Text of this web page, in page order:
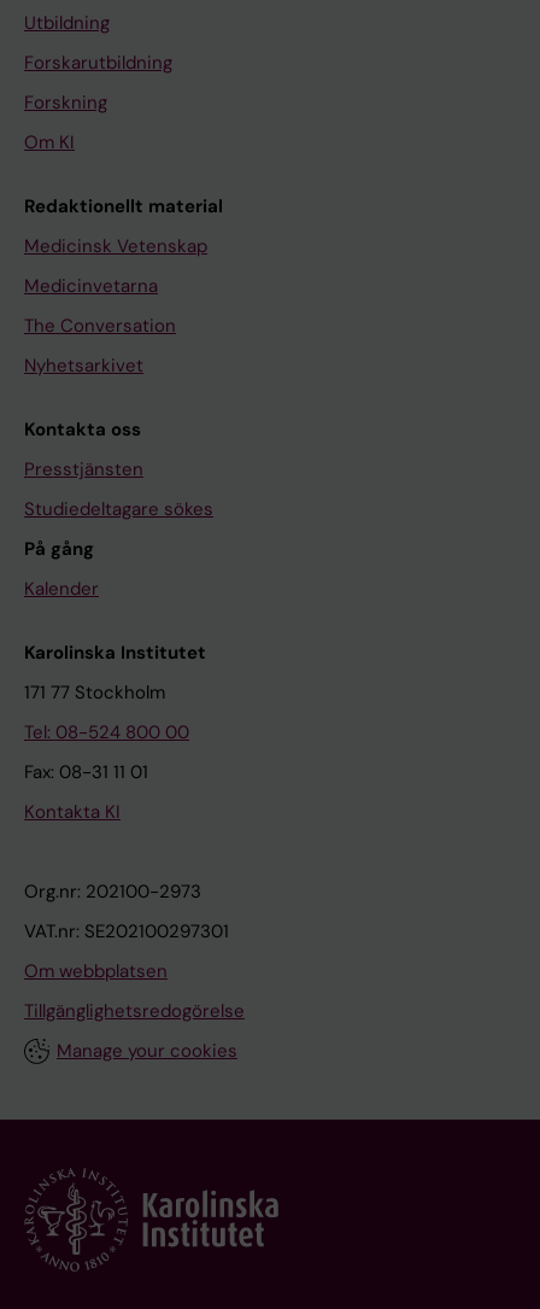
Utbildning
Forskarutbildning
Forskning
Om KI
Redaktionellt material
Medicinsk Vetenskap
Medicinvetarna
The Conversation
Nyhetsarkivet
Kontakta oss
Presstjänsten
Studiedeltagare sökes
På gång
Kalender
Karolinska Institutet
171 77 Stockholm
Tel: 08-524 800 00
Fax: 08-31 11 01
Kontakta KI
Org.nr: 202100-2973
VAT.nr: SE202100297301
Om webbplatsen
Tillgänglighetsredogörelse
Manage your cookies